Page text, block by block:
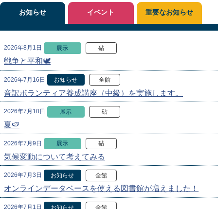
お知らせ
2026年8月1日 展示 砧
戦争と平和🕊
2026年7月16日 お知らせ 全館
音訳ボランティア養成講座（中級）を実施します。
2026年7月10日 展示 砧
夏🍉
2026年7月9日 展示 砧
気候変動について考えてみる
2026年7月3日 お知らせ 全館
オンラインデータベースを使える図書館が増えました！
2026年7月1日 お知らせ 全館
イベント 重要なお知らせ